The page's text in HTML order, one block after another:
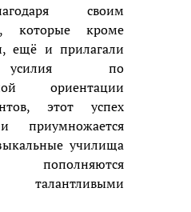
своим
которые кроме
ещё и прилагали
по
ориентации
этот успех
приумножается
училища
пополняются